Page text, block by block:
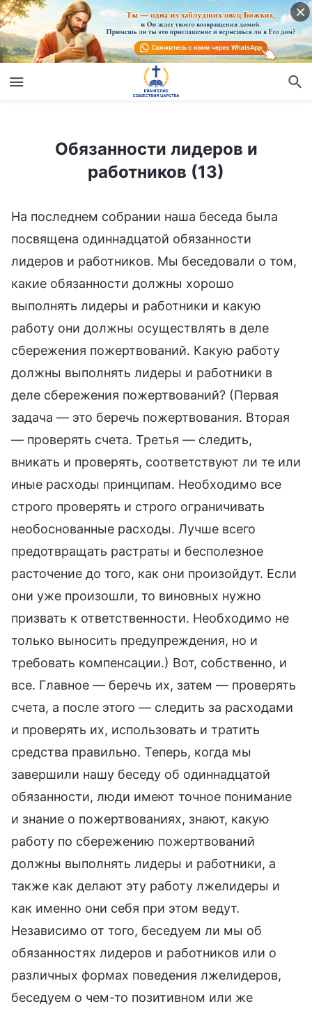
Обязанности лидеров и работников (13)
Обязанности лидеров и
работников (13)
На последнем собрании наша беседа была
посвящена одиннадцатой обязанности
лидеров и работников. Мы беседовали о том,
какие обязанности должны хорошо
выполнять лидеры и работники и какую
работу они должны осуществлять в деле
сбережения пожертвований. Какую работу
должны выполнять лидеры и работники в
деле сбережения пожертвований? (Первая
задача — это беречь пожертвования. Вторая
— проверять счета. Третья — следить,
вникать и проверять, соответствуют ли те или
иные расходы принципам. Необходимо все
строго проверять и строго ограничивать
необоснованные расходы. Лучше всего
предотвращать растраты и бесполезное
расточение до того, как они произойдут. Если
они уже произошли, то виновных нужно
призвать к ответственности. Необходимо не
только выносить предупреждения, но и
требовать компенсации.) Вот, собственно, и
все. Главное — беречь их, затем — проверять
счета, а после этого — следить за расходами
и проверять их, использовать и тратить
средства правильно. Теперь, когда мы
завершили нашу беседу об одиннадцатой
обязанности, люди имеют точное понимание
и знание о пожертвованиях, знают, какую
работу по сбережению пожертвований
должны выполнять лидеры и работники, а
также как делают эту работу лжелидеры и
как именно они себя при этом ведут.
Независимо от того, беседуем ли мы об
обязанностях лидеров и работников или о
различных формах поведения лжелидеров,
беседуем о чем-то позитивном или же